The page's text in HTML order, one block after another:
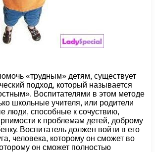
«трудным» детям, существует
подход, который называется
Воспитателями в этом методе
школьные учителя, или родители
люди, способные к сочуствию,
к проблемам детей, доброму
Воспитатель должен войти в его
человека, которому он сможет во
он сможет полностью